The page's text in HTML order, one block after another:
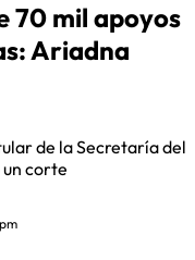
70 mil apoyos
Ariadna
de la Secretaría del
corte